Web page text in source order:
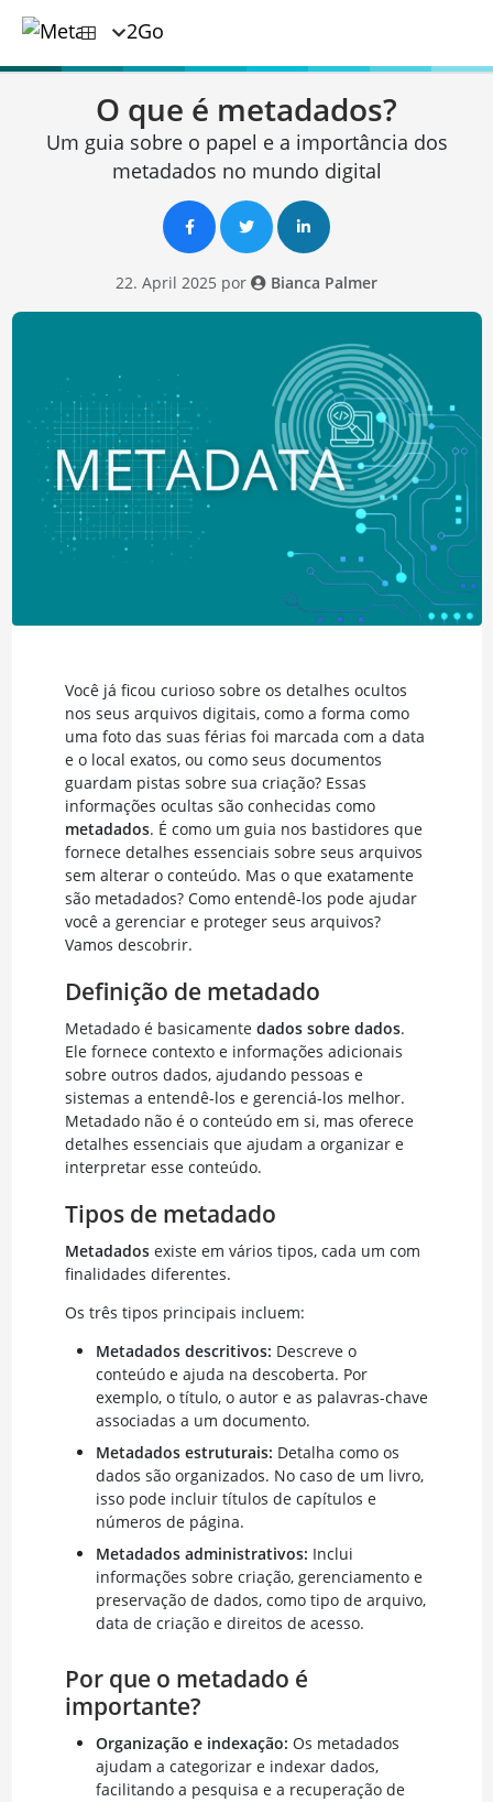
O que é metadados?
Um guia sobre o papel e a importância dos
metadados no mundo digital
22. April 2025 por Bianca Palmer
Você já ficou curioso sobre os detalhes ocultos
nos seus arquivos digitais, como a forma como
uma foto das suas férias foi marcada com a data
e o local exatos, ou como seus documentos
guardam pistas sobre sua criação? Essas
informações ocultas são conhecidas como
metadados. É como um guia nos bastidores que
fornece detalhes essenciais sobre seus arquivos
sem alterar o conteúdo. Mas o que exatamente
são metadados? Como entendê-los pode ajudar
você a gerenciar e proteger seus arquivos?
Vamos descobrir.
Definição de metadado
Metadado é basicamente dados sobre dados.
Ele fornece contexto e informações adicionais
sobre outros dados, ajudando pessoas e
sistemas a entendê-los e gerenciá-los melhor.
Metadado não é o conteúdo em si, mas oferece
detalhes essenciais que ajudam a organizar e
interpretar esse conteúdo.
Tipos de metadado
Metadadosexiste em vários tipos, cada um com
finalidades diferentes.
Os três tipos principais incluem:
Metadados descritivos: Descreve o
conteúdo e ajuda na descoberta. Por
exemplo, o título, o autor e as palavras-chave
associadas a um documento.
Metadados estruturais: Detalha como os
dados são organizados. No caso de um livro,
isso pode incluir títulos de capítulos e
números de página.
Metadados administrativos: Inclui
informações sobre criação, gerenciamento e
preservação de dados, como tipo de arquivo,
data de criação e direitos de acesso.
Por que o metadado é
importante?
Organização e indexação: Os metadados
ajudam a categorizar e indexar dados,
facilitando a pesquisa e a recuperação de